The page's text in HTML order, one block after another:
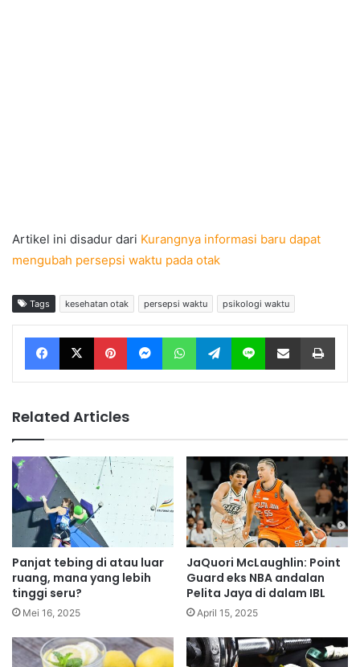
Artikel ini disadur dari Kurangnya informasi baru dapat
mengubah persepsi waktu pada otak
Tags kesehatan otak persepsi waktu psikologi waktu
Facebook X Pinterest Messenger WhatsApp Telegram Line Share via Email
Related Articles
Panjat tebing di atau luar
ruang, mana yang lebih
tinggi seru?
Mei 16, 2025
JaQuori McLaughlin: Point
Guard eks NBA andalan
Pelita Jaya di dalam IBL
April 15, 2025